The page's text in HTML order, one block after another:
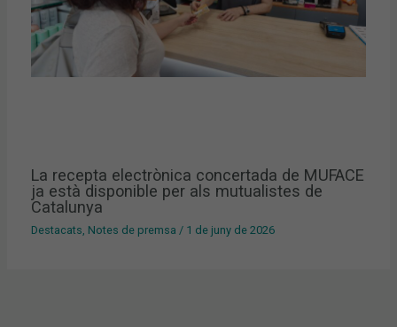
La recepta electrònica concertada de MUFACE
ja està disponible per als mutualistes de
Catalunya
Destacats Notes de premsa / 1 de juny de 2026